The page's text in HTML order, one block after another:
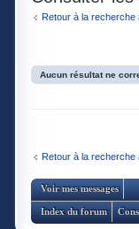
Retour à la recherche
Aucun résultat ne
Retour à la recherche
Voir mes messages
Index du forum